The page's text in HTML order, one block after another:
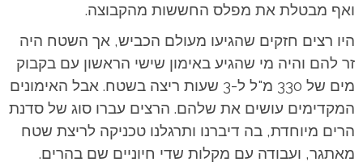
ואף מבטלת את מפלס החששות מהקבוצה.
היו רצים חזקים שהגיעו מעולם הכביש, אך השטח היה
זר להם והיה מי שהגיע באימון שישי הראשון עם בקבוק
מים של 330 מ"ל ל-3 שעות ריצה בשטח. אבל האימונים
המקדימים עושים את שלהם. הרצים עברו סוג של סדנת
הרים מיוחדת, בה דיברנו ותרגלנו טכניקה לריצת שטח
מאתגר, ועבודה עם מקלות שדי חיוניים שם בהרים.